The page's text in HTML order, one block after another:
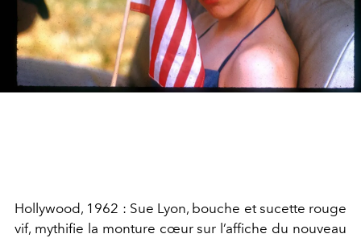
Hollywood, 1962 : Sue Lyon, bouche et sucette rouge
vif, mythifie la monture cœur sur l’affiche du nouveau